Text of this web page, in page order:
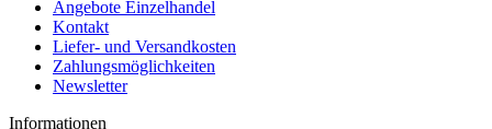
Angebote Einzelhandel
Kontakt
Liefer- und Versandkosten
Zahlungsmöglichkeiten
Newsletter
Informationen